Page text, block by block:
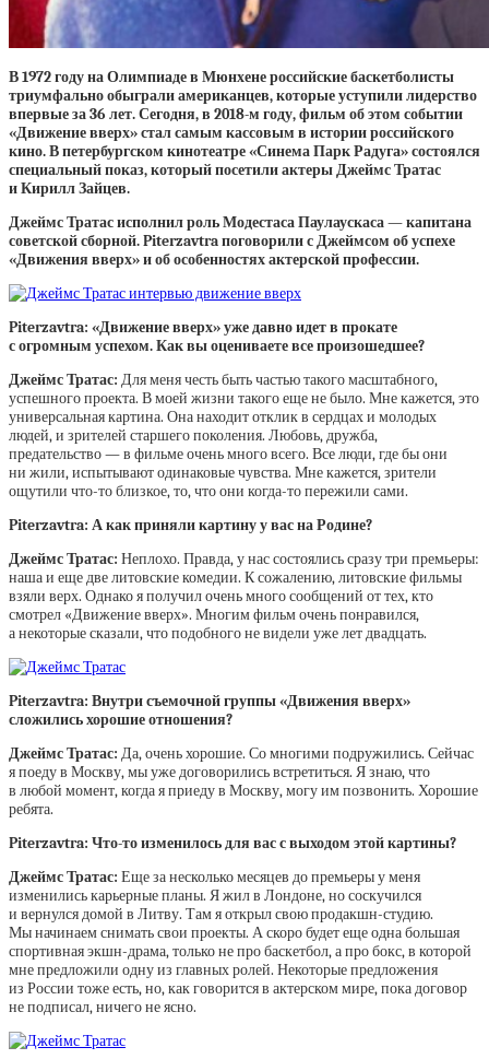
В 1972 году на Олимпиаде в Мюнхене российские баскетболисты
триумфально обыграли американцев, которые уступили лидерство
впервые за 36 лет. Сегодня, в 2018-м году, фильм об этом событии
«Движение вверх» стал самым кассовым в истории российского
кино. В петербургском кинотеатре «Синема Парк Радуга» состоялся
специальный показ, который посетили актеры Джеймс Тратас
и Кирилл Зайцев.
Джеймс Тратас исполнил роль Модестаса Паулаускаса — капитана
советской сборной. Piterzavtra поговорили с Джеймсом об успехе
«Движения вверх» и об особенностях актерской профессии.
Piterzavtra: «Движение вверх» уже давно идет в прокате
с огромным успехом. Как вы оцениваете все произошедшее?
Джеймс Тратас: Для меня честь быть частью такого масштабного,
успешного проекта. В моей жизни такого еще не было. Мне кажется, это
универсальная картина. Она находит отклик в сердцах и молодых
людей, и зрителей старшего поколения. Любовь, дружба,
предательство — в фильме очень много всего. Все люди, где бы они
ни жили, испытывают одинаковые чувства. Мне кажется, зрители
ощутили что-то близкое, то, что они когда-то пережили сами.
Piterzavtra: А как приняли картину у вас на Родине?
Джеймс Тратас: Неплохо. Правда, у нас состоялись сразу три премьеры:
наша и еще две литовские комедии. К сожалению, литовские фильмы
взяли верх. Однако я получил очень много сообщений от тех, кто
смотрел «Движение вверх». Многим фильм очень понравился,
а некоторые сказали, что подобного не видели уже лет двадцать.
Piterzavtra: Внутри съемочной группы «Движения вверх»
сложились хорошие отношения?
Джеймс Тратас: Да, очень хорошие. Со многими подружились. Сейчас
я поеду в Москву, мы уже договорились встретиться. Я знаю, что
в любой момент, когда я приеду в Москву, могу им позвонить. Хорошие
ребята.
Piterzavtra: Что-то изменилось для вас с выходом этой картины?
Джеймс Тратас: Еще за несколько месяцев до премьеры у меня
изменились карьерные планы. Я жил в Лондоне, но соскучился
и вернулся домой в Литву. Там я открыл свою продакшн-студию.
Мы начинаем снимать свои проекты. А скоро будет еще одна большая
спортивная экшн-драма, только не про баскетбол, а про бокс, в которой
мне предложили одну из главных ролей. Некоторые предложения
из России тоже есть, но, как говорится в актерском мире, пока договор
не подписал, ничего не ясно.